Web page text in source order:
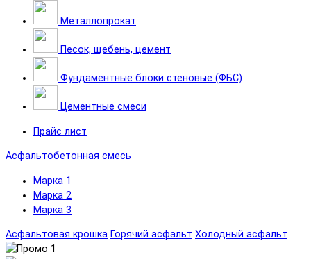
Металлопрокат
Песок, щебень, цемент
Фундаментные блоки стеновые (ФБС)
Цементные смеси
Прайс лист
Асфальтобетонная смесь
Марка 1
Марка 2
Марка 3
Асфальтовая крошка Горячий асфальт Холодный асфальт